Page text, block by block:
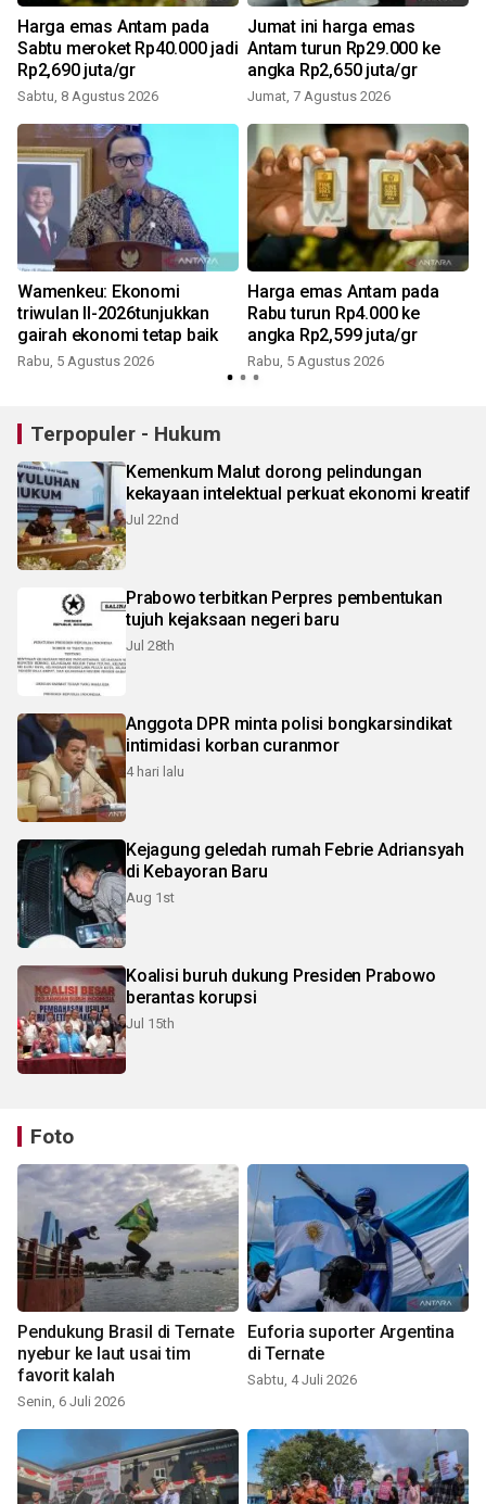
Harga emas Antam pada
Sabtu meroket Rp40.000 jadi
Rp2,690 juta/gr
Sabtu, 8 Agustus 2026
Jumat ini harga emas
Antam turun Rp29.000 ke
angka Rp2,650 juta/gr
Jumat, 7 Agustus 2026
Wamenkeu: Ekonomi
triwulan II-2026tunjukkan
gairah ekonomi tetap baik
Rabu, 5 Agustus 2026
Harga emas Antam pada
Rabu turun Rp4.000 ke
angka Rp2,599 juta/gr
Rabu, 5 Agustus 2026
Terpopuler - Hukum
Kemenkum Malut dorong pelindungan
kekayaan intelektual perkuat ekonomi kreatif
Jul 22nd
Prabowo terbitkan Perpres pembentukan
tujuh kejaksaan negeri baru
Jul 28th
Anggota DPR minta polisi bongkarsindikat
intimidasi korban curanmor
4 hari lalu
Kejagung geledah rumah Febrie Adriansyah
di Kebayoran Baru
Aug 1st
Koalisi buruh dukung Presiden Prabowo
berantas korupsi
Jul 15th
Foto
Pendukung Brasil di Ternate
nyebur ke laut usai tim
favorit kalah
Senin, 6 Juli 2026
Euforia suporter Argentina
di Ternate
Sabtu, 4 Juli 2026